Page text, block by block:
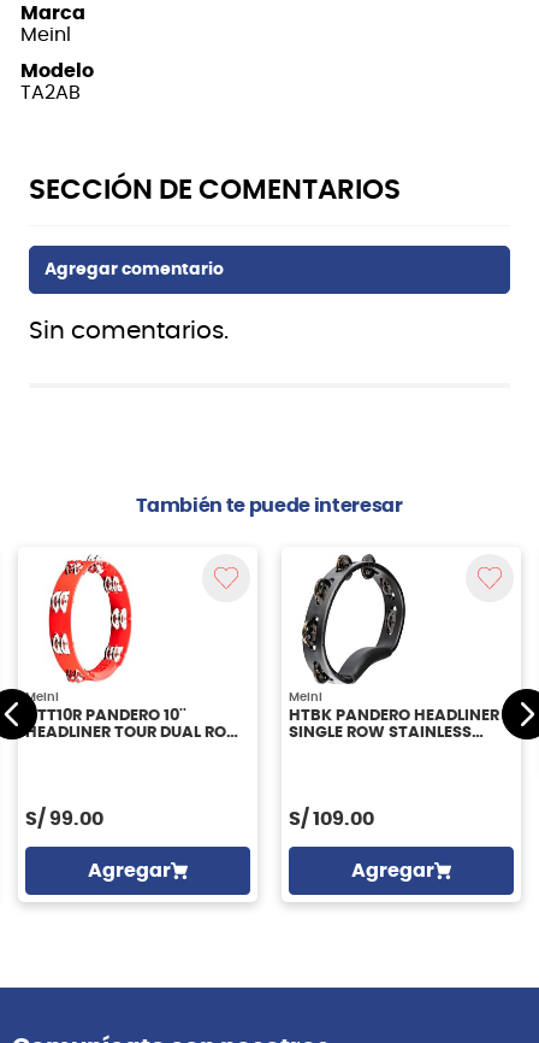
Marca
Meinl
Modelo
TA2AB
Sin comentarios.
También te puede interesar
Meinl
HTT10R PANDERO 10''
HEADLINER TOUR DUAL ROW
S/ 99.00
Agregar
Meinl
HTBK PANDERO HEADLINER
SINGLE ROW STAINLESS
S/ 109.00
Agregar